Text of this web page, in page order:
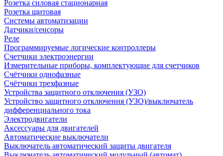
Розетка силовая стационарная
Розетка щитовая
Системы автоматизации
Датчики/сенсоры
Реле
Программируемые логические контроллеры
Счетчики электроэнергии
Измерительные приборы, комплектующие для счетчиков
Счётчики однофазные
Счётчики трехфазные
Устройства защитного отключения (УЗО)
Устройство защитного отключения (УЗО)/выключатель
дифференциального тока
Электродвигатели
Аксессуары для двигателей
Автоматические выключатели
Выключатель автоматический защиты двигателя